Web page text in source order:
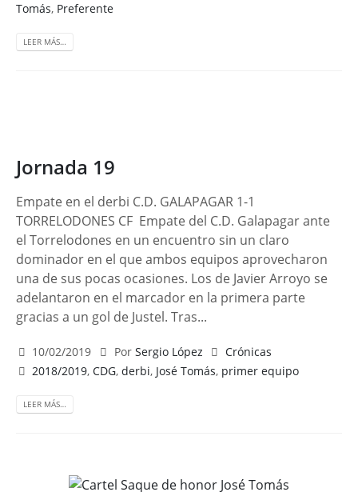
Tomás, Preferente
LEER MÁS…
Jornada 19
Empate en el derbi C.D. GALAPAGAR 1-1
TORRELODONES CF Empate del C.D. Galapagar ante
el Torrelodones en un encuentro sin un claro
dominador en el que ambos equipos aprovecharon
una de sus pocas ocasiones. Los de Javier Arroyo se
adelantaron en el marcador en la primera parte
gracias a un gol de Justel. Tras...
10/02/2019 Por Sergio López
Crónicas
2018/2019,CDG,derbi, José Tomás, primer equipo
LEER MÁS…